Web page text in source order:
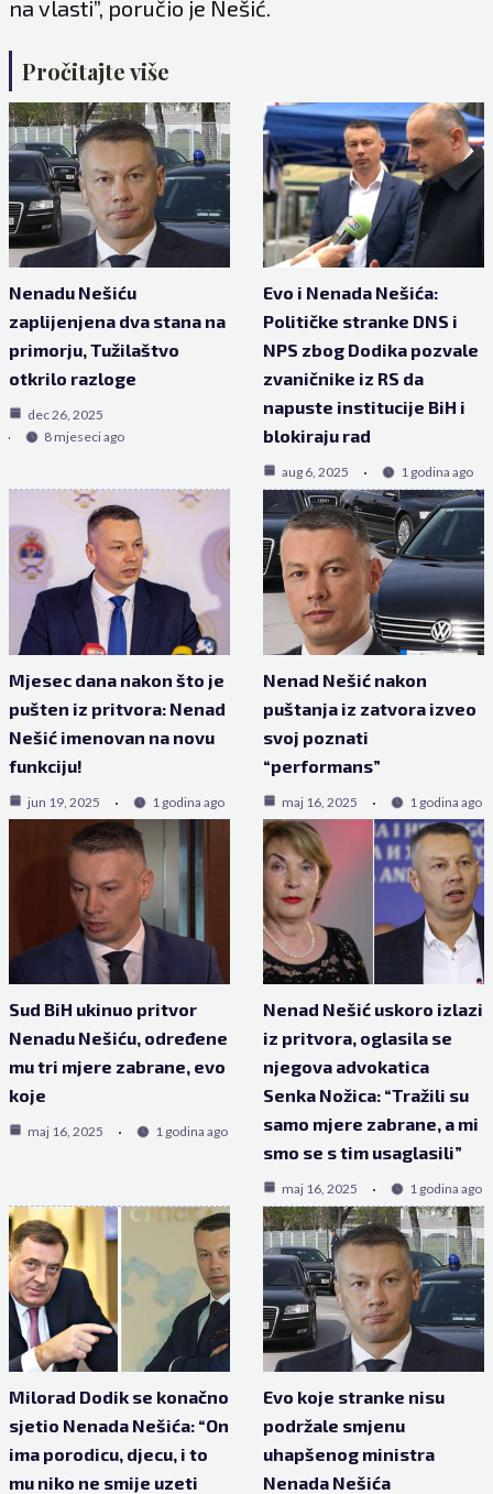
na vlasti”, poručio je Nešić.
Pročitajte više
Nenadu Nešiću
zaplijenjena dva stana na
primorju, Tužilaštvo
otkrilo razloge
dec 26, 2025
8 mjeseci ago
Evo i Nenada Nešića:
Političke stranke DNS i
NPS zbog Dodika pozvale
zvaničnike iz RS da
napuste institucije BiH i
blokiraju rad
aug 6, 2025 1 godina ago
Mjesec dana nakon što je
pušten iz pritvora: Nenad
Nešić imenovan na novu
funkciju!
jun 19, 2025 1 godina ago
Nenad Nešić nakon
puštanja iz zatvora izveo
svoj poznati
“performans”
maj 16, 2025 1 godina ago
Sud BiH ukinuo pritvor
Nenadu Nešiću, određene
mu tri mjere zabrane, evo
koje
maj 16, 2025 1 godina ago
Nenad Nešić uskoro izlazi
iz pritvora, oglasila se
njegova advokatica
Senka Nožica: “Tražili su
samo mjere zabrane, a mi
smo se s tim usaglasili”
maj 16, 2025 1 godina ago
Milorad Dodik se konačno
sjetio Nenada Nešića: “On
ima porodicu, djecu, i to
mu niko ne smije uzeti
Evo koje stranke nisu
podržale smjenu
uhapšenog ministra
Nenada Nešića